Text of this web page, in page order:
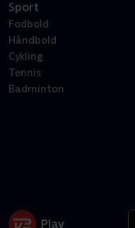
Sport
Fodbold
Håndbold
Cykling
Tennis
Badminton